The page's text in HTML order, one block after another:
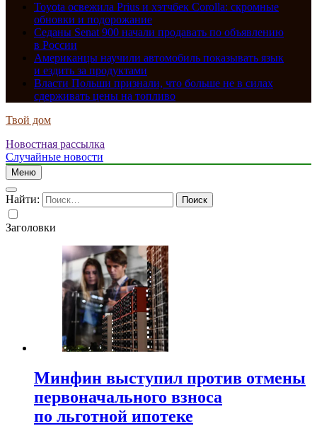
Toyota освежила Prius и хэтчбек Corolla: скромные
обновки и подорожание
Седаны Senat 900 начали продавать по объявлению
в России
Американцы научили автомобиль показывать язык
и ездить за продуктами
Власти Польши признали, что больше не в силах
сдерживать цены на топливо
Твой дом
Новостная рассылка
Случайные новости
Меню
Найти:
Заголовки
Минфин выступил против отмены
первоначального взноса
по льготной ипотеке